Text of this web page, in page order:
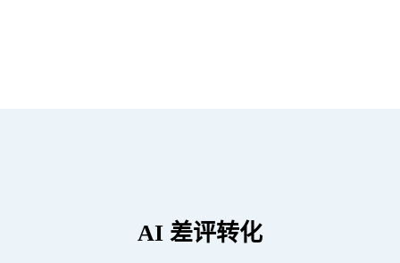
AI 差评转化